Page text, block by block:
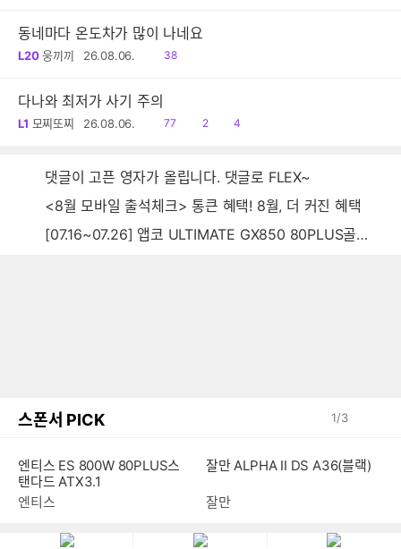
동네마다 온도차가 많이 나네요
L20 웅끼끼 26.08.06.
읽
38
다나와 최저가 사기 주의
L1 모찌또찌 26.08.06.
읽
77
공
2
댓
4
댓글이 고픈 영자가 올립니다. 댓글로 FLEX~
<8월 모바일 출석체크> 통큰 혜택! 8월, 더 커진 혜택
[07.16~07.26] 앱코 ULTIMATE GX850 80PLUS골드 풀모듈러 ATX3.0 블랙
스폰서 PICK 1/3
엔티스 ES 800W 80PLUS스
탠다드 ATX3.1